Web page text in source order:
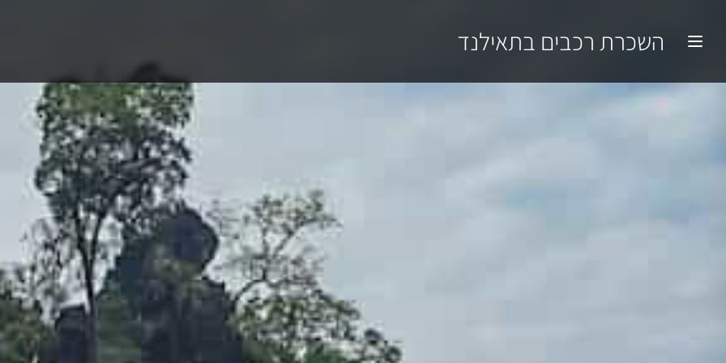
השכרת רכבים בתאילנד